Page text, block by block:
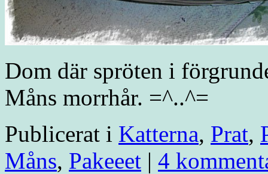
Dom där spröten i
Måns morrhår. =^..^=
Publicerat i Katterna, Prat,
Måns, Pakeeet | 4